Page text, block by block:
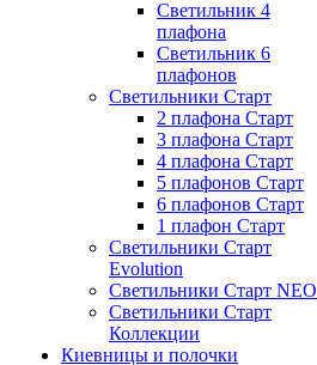
Светильник 4
плафона
Светильник 6
плафонов
Светильники Старт
2 плафона Старт
3 плафона Старт
4 плафона Старт
5 плафонов Старт
6 плафонов Старт
1 плафон Старт
Светильники Старт
Evolution
Светильники Старт NEO
Светильники Старт
Коллекции
Киевницы и полочки